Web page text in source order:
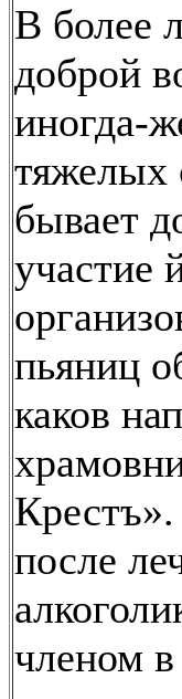
В более
доброй
иногда-
тяжелых
бывает
участие
пьяниц
каков
Крестъ».
после
членом